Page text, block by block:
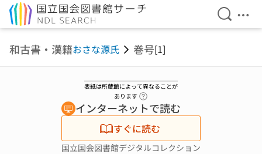
検索を
メ
和古書・漢籍おさな源氏 巻号[1]
表紙は所蔵館によって異なることが
あります
インターネットで読む
すぐに読む
国立国会図書館デジタルコレクション